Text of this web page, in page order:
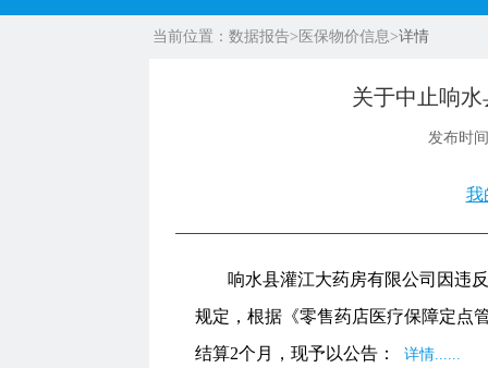
集采标讯动态
集采标讯项目 开
当前位置： 数据报告> 医保物价信息>详情
关于中止响
发布时
我
响水县灌江大药房有限公司因违
规定，根据《零售药店医疗保障定点
结算2个月，现予以公告：
详情......